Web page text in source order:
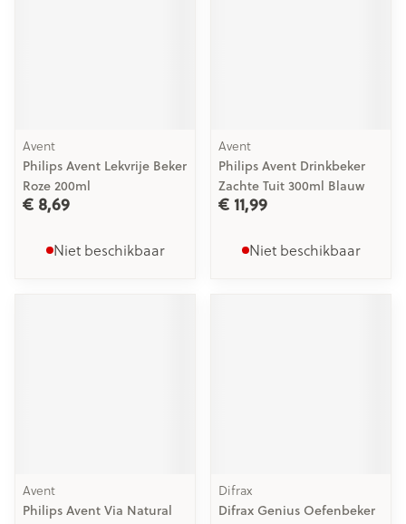
Avent
Philips Avent Lekvrije Beker
Roze 200ml
€ 8,69
Niet beschikbaar
Avent
Philips Avent Drinkbeker
Zachte Tuit 300ml Blauw
€ 11,99
Niet beschikbaar
Avent
Philips Avent Via Natural
Difrax
Difrax Genius Oefenbeker